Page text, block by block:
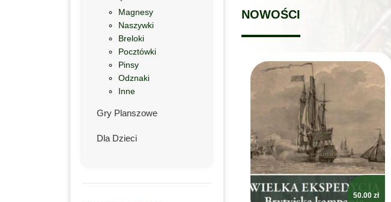
NOWOŚCI
50.00 zł
Magnesy
Naszywki
Breloki
Pocztówki
Pinsy
Odznaki
Inne
Gry Planszowe
Dla Dzieci